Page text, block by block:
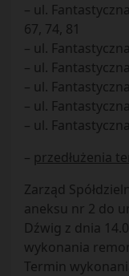
– ul.
67, 74, 81
– ul.
– ul.
– ul.
– ul.
– ul.
– przedłużenia
Zarząd
aneksu nr 2 do
Dźwig z dnia
wykonania
Termin